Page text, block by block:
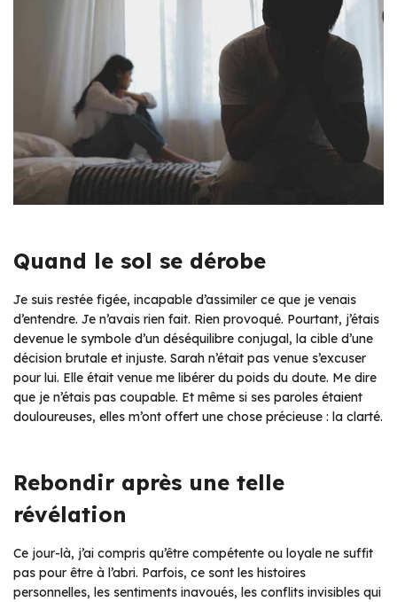
Quand le sol se dérobe
Je suis restée figée, incapable d’assimiler ce que je venais
d’entendre. Je n’avais rien fait. Rien provoqué. Pourtant, j’étais
devenue le symbole d’un déséquilibre conjugal, la cible d’une
décision brutale et injuste. Sarah n’était pas venue s’excuser
pour lui. Elle était venue me libérer du poids du doute. Me dire
que je n’étais pas coupable. Et même si ses paroles étaient
douloureuses, elles m’ont offert une chose précieuse : la clarté.
Rebondir après une telle
révélation
Ce jour-là, j’ai compris qu’être compétente ou loyale ne suffit
pas pour être à l’abri. Parfois, ce sont les histoires
personnelles, les sentiments inavoués, les conflits invisibles qui